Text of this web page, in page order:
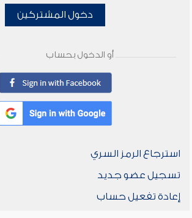
دخول المشتركين
أو الدخول بحساب
استرجاع الرمز السري
تسجيل عضو جديد
إعادة تفعيل حساب